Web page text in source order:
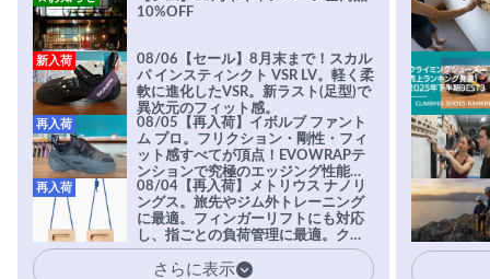
10%OFF
08/06【セール】8月末まで！スカル
パ インスティンクト VSR LV。軽く柔
軟に進化したVSR。新ラスト(足型)で
異次元のフィット感。
新入荷
08/05【再入荷】イボルブ ファント
ム プロ。フリクション・剛性・フィ
ット感すべてが頂点！EVOWRAPテ
ンションで究極のエッジング性能を
実現。進化系ラバーEvo-74はTRAX
を凌駕する粘着力で極小ホールドに
安心感。
再入荷
08/04【再入荷】メトリウス ナノリ
ングス。旅先やジム外トレーニング
に最適。フィンガーリフトにも対応
し、指ごとの負荷管理に最適。クラ
イマーの指を本気で鍛えるギア。
再入荷
さらに表示